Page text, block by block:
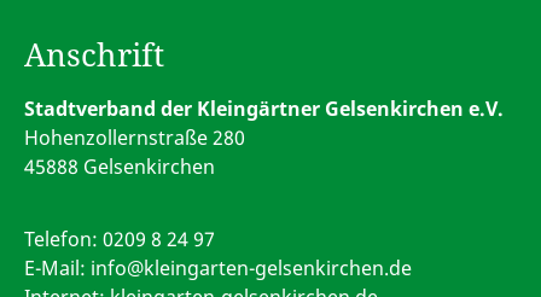
Anschrift
Stadtverband der Kleingärtner Gelsenkirchen e.V.
Hohenzollernstraße 280
45888 Gelsenkirchen
Telefon: 0209 8 24 97
E-Mail: info@kleingarten-gelsenkirchen.de